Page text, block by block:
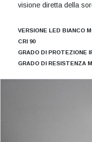
visione diretta della
VERSIONE LED BIANCO
CRI 90
GRADO DI PROTEZIONE
GRADO DI RESISTENZA